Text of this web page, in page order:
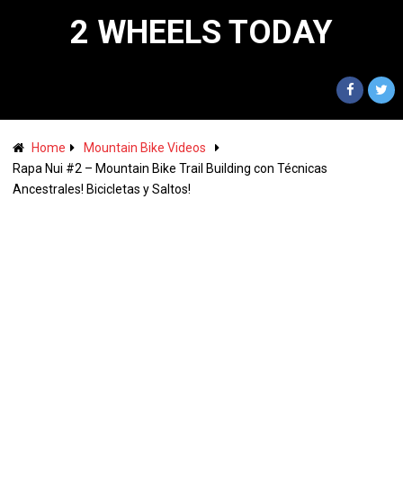
2 WHEELS TODAY
Home
Mountain Bike Videos
Rapa Nui #2 – Mountain Bike Trail Building con Técnicas
Ancestrales! Bicicletas y Saltos!